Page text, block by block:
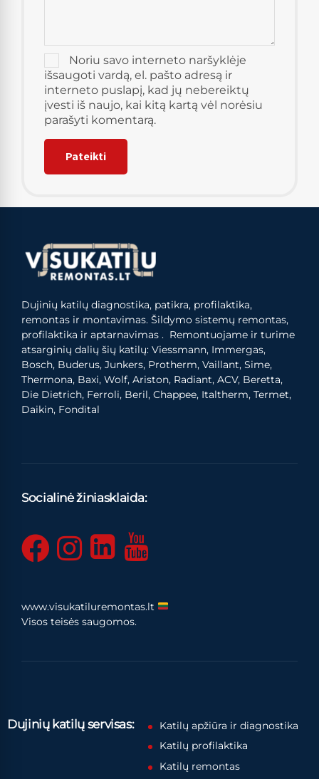
Noriu savo interneto naršyklėje
išsaugoti vardą, el. pašto adresą ir
interneto puslapį, kad jų nebereiktų
įvesti iš naujo, kai kitą kartą vėl norėsiu
parašyti komentarą.
Dujinių katilų diagnostika, patikra, profilaktika,
remontas ir montavimas. Šildymo sistemų remontas,
profilaktika ir aptarnavimas . Remontuojame ir turime
atsarginių dalių šių katilų: Viessmann, Immergas,
Bosch, Buderus, Junkers, Protherm, Vaillant, Sime,
Thermona, Baxi, Wolf, Ariston, Radiant, ACV, Beretta,
Die Dietrich, Ferroli, Beril, Chappee, Italtherm, Termet,
Daikin, Fondital
Socialinė žiniasklaida:
www.visukatiluremontas.lt
Visos teisės saugomos.
Dujinių katilų servisas:
Katilų apžiūra ir diagnostika
Katilų profilaktika
Katilų remontas